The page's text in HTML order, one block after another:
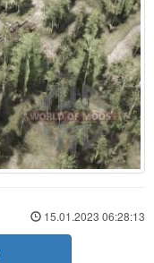
15.01.2023 06:28:13